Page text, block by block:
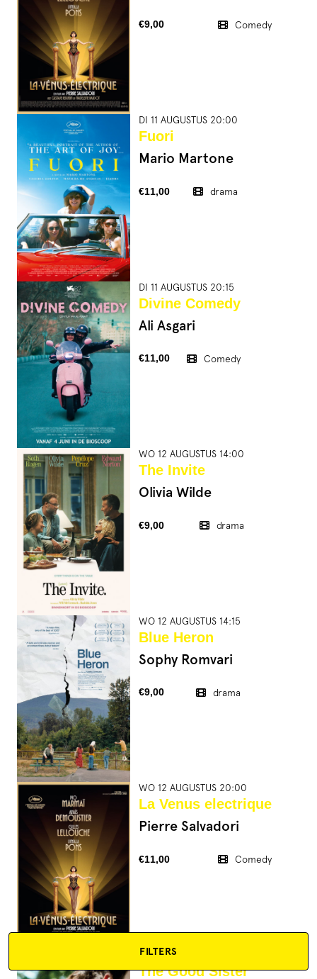
FILTERS
€9,00 Comedy
DI 11 AUGUSTUS 20:00
Fuori
Mario Martone
€11,00 drama
DI 11 AUGUSTUS 20:15
Divine Comedy
Ali Asgari
€11,00 Comedy
WO 12 AUGUSTUS 14:00
The Invite
Olivia Wilde
€9,00 drama
WO 12 AUGUSTUS 14:15
Blue Heron
Sophy Romvari
€9,00 drama
WO 12 AUGUSTUS 20:00
La Venus electrique
Pierre Salvadori
€11,00 Comedy
WO 12 AUGUSTUS 20:15
The Good Sister